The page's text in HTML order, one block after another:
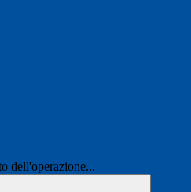
dell'operazione...